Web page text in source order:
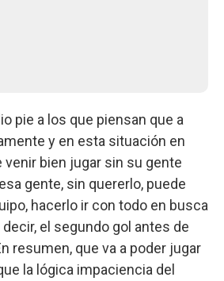
pie a los que piensan que a
y en esta situación en
venir bien jugar sin su gente
gente, sin quererlo, puede
hacerlo ir con todo en busca
el segundo gol antes de
resumen, que va a poder jugar
la lógica impaciencia del